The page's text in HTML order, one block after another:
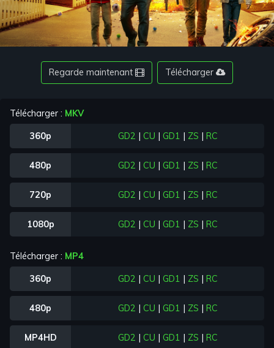
Video
Regarde maintenant Télécharger
Télécharger : MKV
360p GD2 | CU | GD1 | ZS | RC
480p GD2 | CU | GD1 | ZS | RC
720p GD2 | CU | GD1 | ZS | RC
1080p GD2 | CU | GD1 | ZS | RC
Télécharger : MP4
360p GD2 | CU | GD1 | ZS | RC
480p GD2 | CU | GD1 | ZS | RC
MP4HD GD2 | CU | GD1 | ZS | RC